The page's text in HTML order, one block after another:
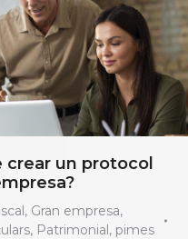
crear un protocol
, Gran empresa,
, Patrimonial, pimes